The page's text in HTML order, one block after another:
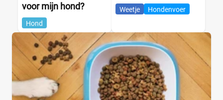
voor mijn hond?
Hond
Weetje Hondenvoer